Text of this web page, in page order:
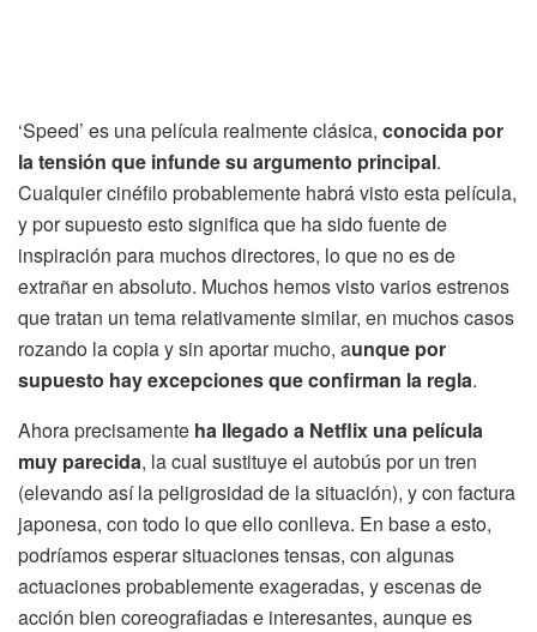
‘Speed’ es una película realmente clásica, conocida por
la tensión que infunde su argumento principal.
Cualquier cinéfilo probablemente habrá visto esta película,
y por supuesto esto significa que ha sido fuente de
inspiración para muchos directores, lo que no es de
extrañar en absoluto. Muchos hemos visto varios estrenos
que tratan un tema relativamente similar, en muchos casos
rozando la copia y sin aportar mucho, aunque por
supuesto hay excepciones que confirman la regla.
Ahora precisamente ha llegado a Netflix una película
muy parecida, la cual sustituye el autobús por un tren
(elevando así la peligrosidad de la situación), y con factura
japonesa, con todo lo que ello conlleva. En base a esto,
podríamos esperar situaciones tensas, con algunas
actuaciones probablemente exageradas, y escenas de
acción bien coreografiadas e interesantes, aunque es